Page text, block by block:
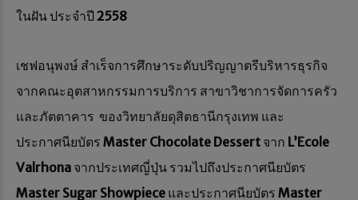
ในฝัน ประจำปี2558
เชฟอนุพงษ์ สำเร็จการศึกษาระดับปริญญาตรีบริหารธุรกิจ
จากคณะอุตสาหกรรมการบริการ สาขาวิชาการจัดการครัว
และภัตตาคาร ของวิทยาลัยดุสิตธานีกรุงเทพ และ
ประกาศนียบัตร Master Chocolate Dessert จาก L’Ecole
Valrhona จากประเทศญี่ปุ่น รวมไปถึงประกาศนียบัตร
Master Sugar Showpiece และประกาศนียบัตร Master